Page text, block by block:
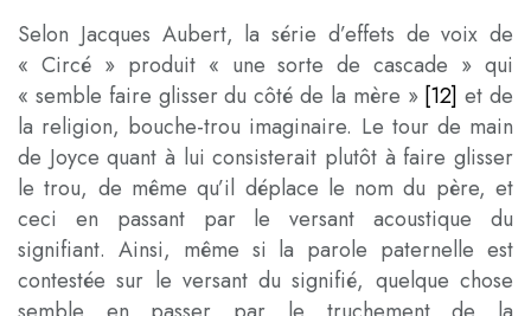
Selon Jacques Aubert, la série d’effets de voix de
« Circé » produit « une sorte de cascade » qui
« semble faire glisser du côté de la mère » [12] et de
la religion, bouche-trou imaginaire. Le tour de main
de Joyce quant à lui consisterait plutôt à faire glisser
le trou, de même qu’il déplace le nom du père, et
ceci en passant par le versant acoustique du
signifiant. Ainsi, même si la parole paternelle est
contestée sur le versant du signifié, quelque chose